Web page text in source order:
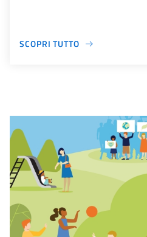
SCOPRI TUTTO